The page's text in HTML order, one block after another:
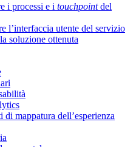
i processi e i touchpointdel
l’interfaccia utente del servizio
soluzione ottenuta
di mappatura dell’esperienza